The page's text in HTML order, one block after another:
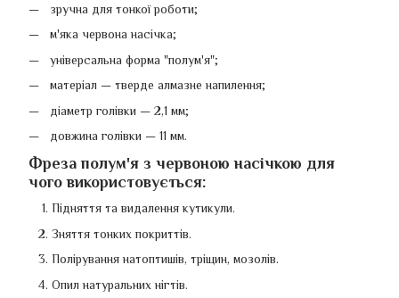
зручна для тонкої роботи;
м'яка червона насічка;
універсальна форма "полум'я";
матеріал — тверде алмазне напилення;
діаметр голівки — 2,1 мм;
довжина голівки — 11 мм.
Фреза полум'я з червоною насічкою для
чого використовується:
Підняття та видалення кутикули.
Зняття тонких покриттів.
Полірування натоптишів, тріщин, мозолів.
Опил натуральних нігтів.